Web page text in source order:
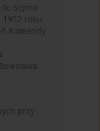
Sejmu
roku,
Komendy
przy